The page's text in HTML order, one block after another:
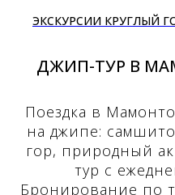
ЭКСКУРСИИ КРУГЛЫЙ
ДЖИП-ТУР В
Поездка в
на джипе:
гор, природный
тур с
Бронирование по